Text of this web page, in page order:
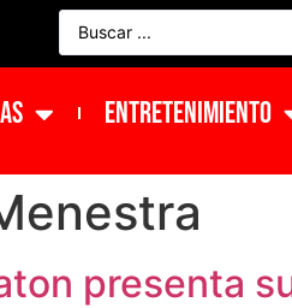
ENTRETENIMIENTO
presenta